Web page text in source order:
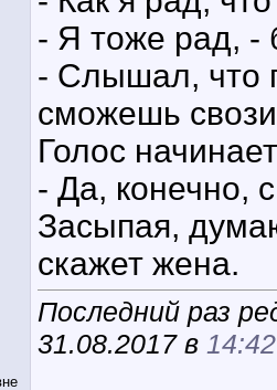
- Я тоже рад, -
- Слышал, что
сможешь
Голос
- Да, конечно,
Засыпая,
скажет жена.
Последний раз
31.08.2017 в 14:42